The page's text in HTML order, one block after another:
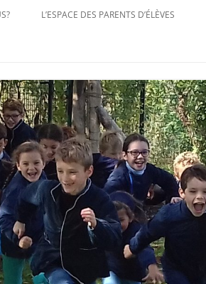
L’ESPACE DES PARENTS D’ÉLÈVES